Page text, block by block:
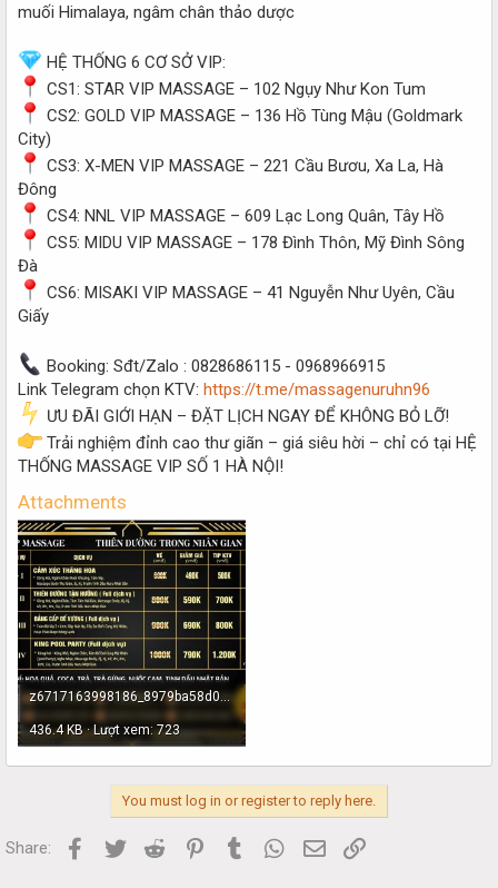
muối Himalaya, ngâm chân thảo dược
HỆ THỐNG 6 CƠ SỞ VIP:
CS1: STAR VIP MASSAGE – 102 Ngụy Như Kon Tum
CS2: GOLD VIP MASSAGE – 136 Hồ Tùng Mậu (Goldmark
City)
CS3: X-MEN VIP MASSAGE – 221 Cầu Bươu, Xa La, Hà
Đông
CS4: NNL VIP MASSAGE – 609 Lạc Long Quân, Tây Hồ
CS5: MIDU VIP MASSAGE – 178 Đình Thôn, Mỹ Đình Sông
Đà
CS6: MISAKI VIP MASSAGE – 41 Nguyễn Như Uyên, Cầu
Giấy
Booking: Sđt/Zalo : 0828686115 - 0968966915
Link Telegram chọn KTV: https://t.me/massagenuruhn96
ƯU ĐÃI GIỚI HẠN – ĐẶT LỊCH NGAY ĐỂ KHÔNG BỎ LỠ!
Trải nghiệm đỉnh cao thư giãn – giá siêu hời – chỉ có tại HỆ
THỐNG MASSAGE VIP SỐ 1 HÀ NỘI!
Attachments
z6717163998186_8979ba58d006d86c13d4bf900cd15581.jpg
436.4 KB · Lượt xem: 723
You must log in or register to reply here.
Share: Facebook
Twitter Reddit PinterestTumblr WhatsApp
Email